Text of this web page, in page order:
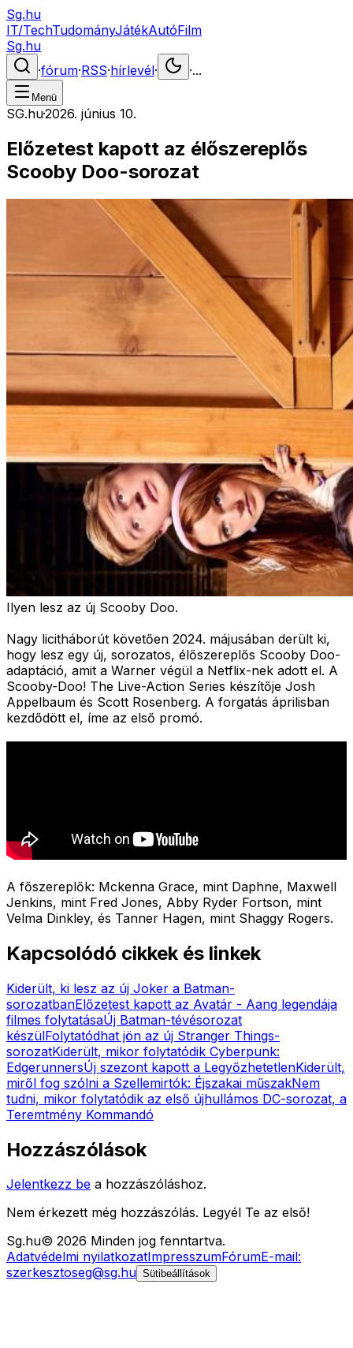
Sg.hu
IT/TechTudományJátékAutóFilm
Sg.hu
·fórum·RSS·hírlevél· ·...
Menü
SG.hu·2026. június 10.
Előzetest kapott az élőszereplős
Scooby Doo-sorozat
Ilyen lesz az új Scooby Doo.
Nagy licitháborút követően 2024. májusában derült ki,
hogy lesz egy új, sorozatos, élőszereplős Scooby Doo-
adaptáció, amit a Warner végül a Netflix-nek adott el. A
Scooby-Doo! The Live-Action Series készítője Josh
Appelbaum és Scott Rosenberg. A forgatás áprilisban
kezdődött el, íme az első promó.
A főszereplők: Mckenna Grace, mint Daphne, Maxwell
Jenkins, mint Fred Jones, Abby Ryder Fortson, mint
Velma Dinkley, és Tanner Hagen, mint Shaggy Rogers.
Kapcsolódó cikkek és linkek
Kiderült, ki lesz az új Joker a Batman-
sorozatbanElőzetest kapott az Avatár - Aang legendája
filmes folytatásaÚj Batman-tévésorozat
készülFolytatódhat jön az új Stranger Things-
sorozatKiderült, mikor folytatódik Cyberpunk:
EdgerunnersÚj szezont kapott a LegyőzhetetlenKiderült,
miről fog szólni a Szellemirtók: Éjszakai műszakNem
tudni, mikor folytatódik az első újhullámos DC-sorozat, a
Teremtmény Kommandó
Hozzászólások
Jelentkezz be a hozzászóláshoz.
Nem érkezett még hozzászólás. Legyél Te az első!
Sg.hu© 2026 Minden jog fenntartva.
Adatvédelmi nyilatkozatImpresszumFórumE-mail:
szerkesztoseg@sg.hu Sütibeállítások